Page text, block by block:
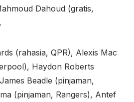
Dahoud (gratis,
(rahasia, QPR), Alexis Mac
Haydon Roberts
Beadle (pinjaman,
(pinjaman, Rangers), Antef